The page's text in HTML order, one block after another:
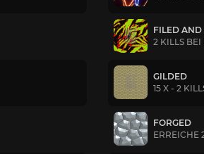
FILED AND
2 KILLS
GILDED
15 X - 2
FORGED
ERREICHE